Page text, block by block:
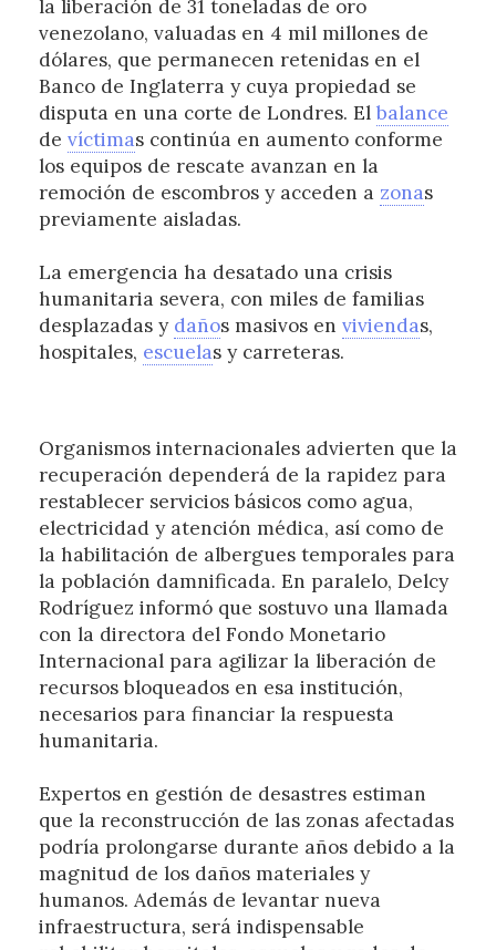
la liberación de 31 toneladas de oro
venezolano, valuadas en 4 mil millones de
dólares, que permanecen retenidas en el
Banco de Inglaterra y cuya propiedad se
disputa en una corte de Londres. El balance
de víctimas continúa en aumento conforme
los equipos de rescate avanzan en la
remoción de escombros y acceden a zonas
previamente aisladas.
La emergencia ha desatado una crisis
humanitaria severa, con miles de familias
desplazadas y daños masivos en viviendas,
hospitales, escuelas y carreteras.
Organismos internacionales advierten que la
recuperación dependerá de la rapidez para
restablecer servicios básicos como agua,
electricidad y atención médica, así como de
la habilitación de albergues temporales para
la población damnificada. En paralelo, Delcy
Rodríguez informó que sostuvo una llamada
con la directora del Fondo Monetario
Internacional para agilizar la liberación de
recursos bloqueados en esa institución,
necesarios para financiar la respuesta
humanitaria.
Expertos en gestión de desastres estiman
que la reconstrucción de las zonas afectadas
podría prolongarse durante años debido a la
magnitud de los daños materiales y
humanos. Además de levantar nueva
infraestructura, será indispensable